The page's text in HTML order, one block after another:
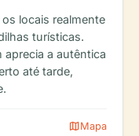
locais realmente
turísticas.
aprecia a autêntica
até tarde,
(verifique se há
mapMapa